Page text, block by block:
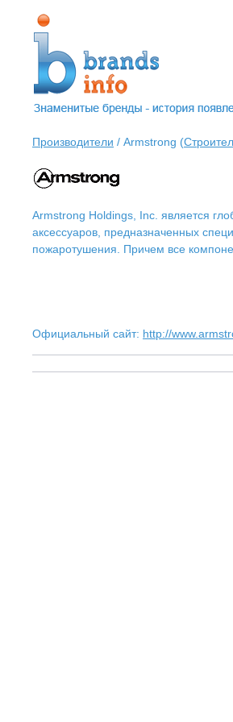
Производители / Armstrong (
Armstrong Holdings, Inc. является
аксессуаров, предназначенных
пожаротушения. Причем все
Официальный сайт: http://